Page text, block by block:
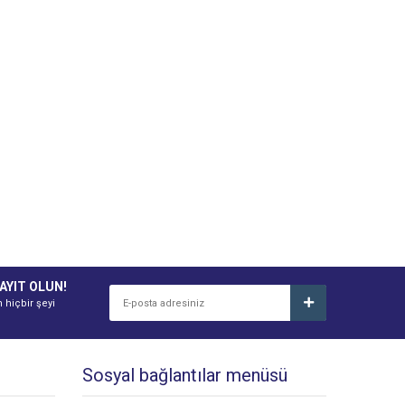
OLUN!
hiçbir şeyi
Sosyal bağlantılar menüsü